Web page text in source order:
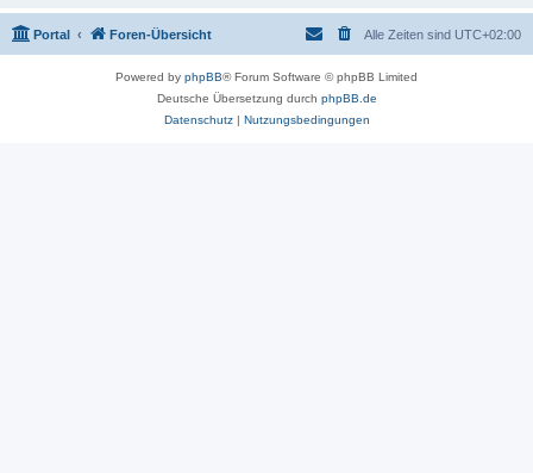
Portal Foren-Übersicht Alle Zeiten sind UTC+02:00
Powered by phpBB® Forum Software © phpBB Limited
Deutsche Übersetzung durch phpBB.de
Datenschutz| Nutzungsbedingungen